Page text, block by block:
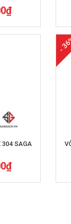
304 SAGA
-